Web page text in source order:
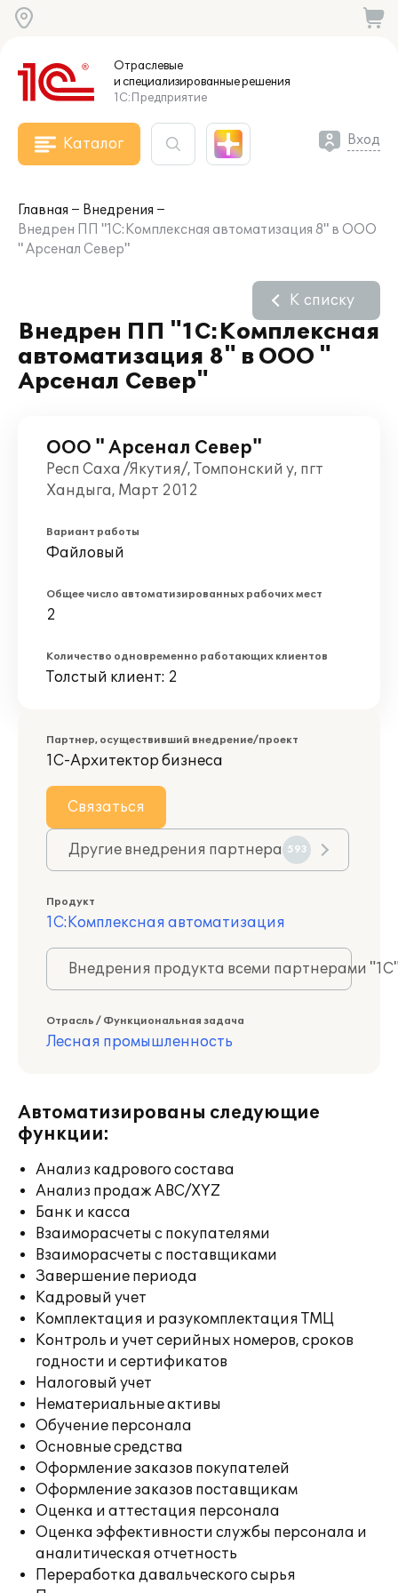
Отраслевые
и специализированныерешения
1С:Предприятие
Каталог Вход
Главная
Внедрения
Внедрен ПП "1С:Комплексная автоматизация 8" в ООО
" Арсенал Север"
Внедрен ПП "1С:Комплексная
автоматизация 8" в ООО "
Арсенал Север"
К списку
ООО " Арсенал Север"
Респ Саха /Якутия/, Томпонский у, пгт
Хандыга, Март 2012
Вариант работы
Файловый
Общее число автоматизированных рабочих мест
2
Количество одновременно работающих клиентов
Толстый клиент: 2
Партнер, осуществивший внедрение/проект
1С-Архитектор бизнеса
Связаться
Другие внедрения партнера 593
Продукт
1С:Комплексная автоматизация
Внедрения продукта всеми партнерами
Отрасль / Функциональная задача
Лесная промышленность
Автоматизированы следующие
функции:
Анализ кадрового состава
Анализ продаж ABC/XYZ
Банк и касса
Взаиморасчеты с покупателями
Взаиморасчеты с поставщиками
Завершение периода
Кадровый учет
Комплектация и разукомплектация ТМЦ
Контроль и учет серийных номеров, сроков
годности и сертификатов
Налоговый учет
Нематериальные активы
Обучение персонала
Основные средства
Оформление заказов покупателей
Оформление заказов поставщикам
Оценка и аттестация персонала
Оценка эффективности службы персонала и
аналитическая отчетность
Переработка давальческого сырья